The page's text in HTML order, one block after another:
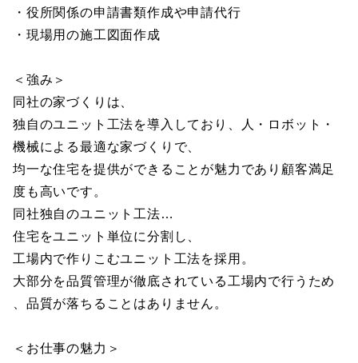
・役所関係の申請書類作成や申請代行
・現場用の施工図面作成
＜強み＞
同社の家づくりは、
独自のユニット工法を導入しており、人・ロボット・
機械による最適な家づくりで、
均一な住宅を提供ができることが魅力であり顧客満足
度も高いです。
同社独自のユニット工法…
住宅をユニット単位に分割し、
工場内で作りこむユニット工法を採用。
大部分を品質管理が徹底されている工場内で行うため
、品質が落ちることはありません。
＜お仕事の魅力＞